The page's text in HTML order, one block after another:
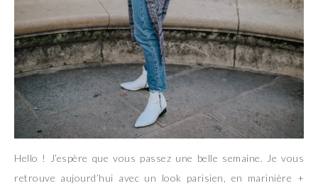
Hello ! J’espère que vous passez une belle semaine. Je vous
retrouve aujourd’hui avec un look parisien, en marinière +